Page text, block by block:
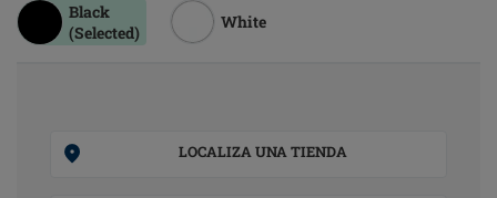
Black
(Selected)
White
LOCALIZA UNA TIENDA